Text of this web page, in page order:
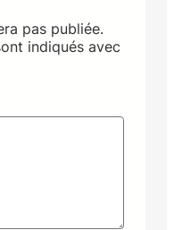
pas publiée.
indiqués avec